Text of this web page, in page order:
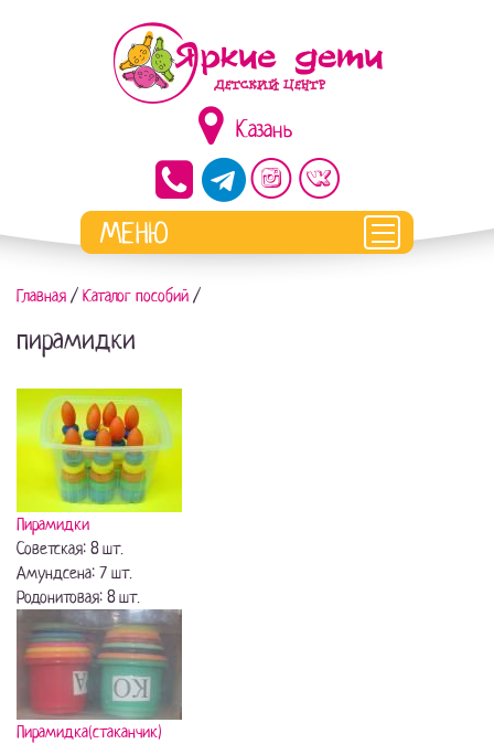
Казань
Главная / Каталог пособий /
пирамидки
Пирамидки
Советская: 8 шт.
Амундсена: 7 шт.
Родонитовая: 8 шт.
Пирамидка(стаканчик)